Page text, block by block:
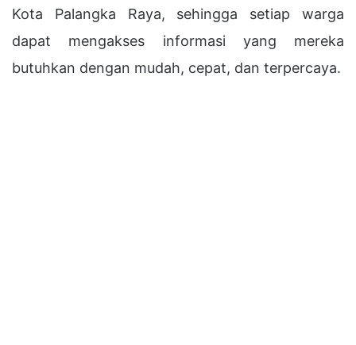
Kota Palangka Raya, sehingga setiap warga
dapat mengakses informasi yang mereka
butuhkan dengan mudah, cepat, dan terpercaya.